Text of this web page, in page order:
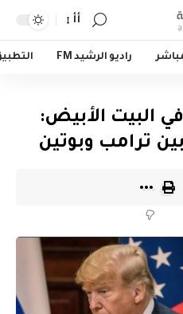
أأ
راديو الرشيد FM
البيت الأبيض:
ترامب وبوتين